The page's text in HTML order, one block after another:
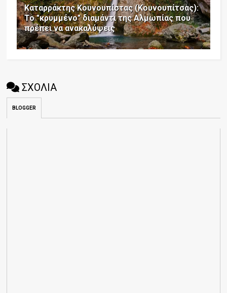
Καταρράκτης Κουνουπίστας (Κουνουπίτσας):
Το "κρυμμένο" διαμάντι της Αλμωπίας που
πρέπει να ανακαλύψεις
ΣΧΟΛΙΑ
BLOGGER